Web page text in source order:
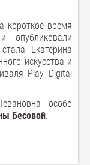
короткое время
опубликовали
Екатерина
искусства и
Play Digital
особо
Бесовой.